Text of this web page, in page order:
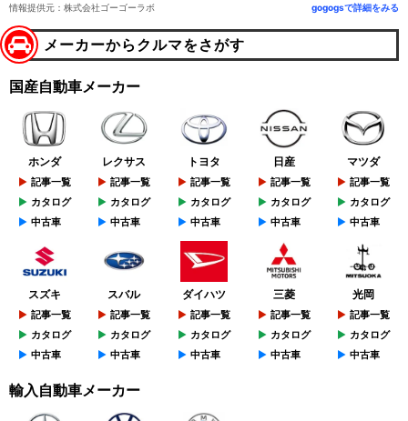
情報提供元：株式会社ゴーゴーラボ gogogsで詳細をみる
メーカーからクルマをさがす
国産自動車メーカー
ホンダ
記事一覧
カタログ
中古車
レクサス
記事一覧
カタログ
中古車
トヨタ
記事一覧
カタログ
中古車
日産
記事一覧
カタログ
中古車
マツダ
記事一覧
カタログ
中古車
スズキ
記事一覧
カタログ
中古車
スバル
記事一覧
カタログ
中古車
ダイハツ
記事一覧
カタログ
中古車
三菱
記事一覧
カタログ
中古車
光岡
記事一覧
カタログ
中古車
輸入自動車メーカー